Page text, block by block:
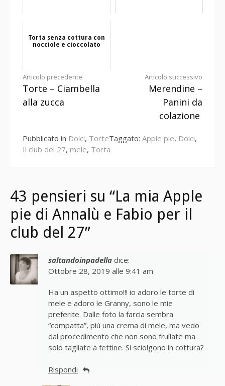
Torta senza cottura con
nocciole e cioccolato
Continua
a
Articolo precedente
Torte – Ciambella
alla zucca
Articolo successivo
Merendine –
Panini da
colazione
Pubblicato in Dolci, TorteTaggato: Apple pie, Dolci,
Il club del 27, mele, Torta
43 pensieri su “La mia Apple
pie di Annalù e Fabio per il
club del 27”
saltandoinpadella dice:
Ottobre 28, 2019 alle 9:41 am
Ha un aspetto ottimo!!! io adoro le torte di
mele e adoro le Granny, sono le mie
preferite. Dalle foto la farcia sembra
“compatta”, più una crema di mele, ma vedo
dal procedimento che non sono frullate ma
solo tagliate a fettine. Si sciolgono in cottura?
Rispondi